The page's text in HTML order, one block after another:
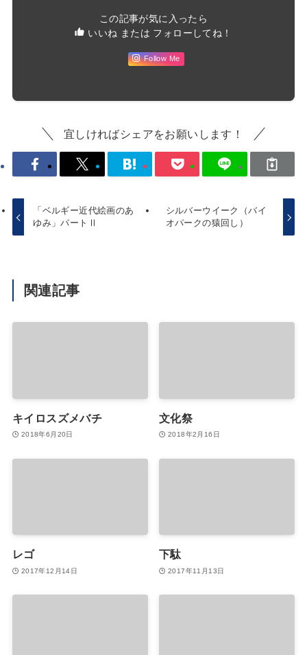
この記事が気に入ったら
いいね または フォローしてね！
Follow Me
宜しければシェアをお願いします！
「ベルギー近代絵画のあ
ゆみ」パートⅡ
シルバーウイーク（バイ
オパークの猿回し）
関連記事
キイロスズメバチ
2018年6月20日
文化祭
2018年2月16日
レゴ
2017年12月14日
下駄
2017年11月13日